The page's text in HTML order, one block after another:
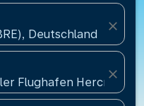
Deutschland
close
Flughafen Hercílio
close